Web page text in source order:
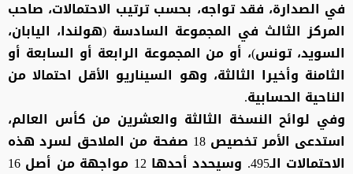
في الصدارة، فقد تواجه، بحسب ترتيب الاحتمالات، صاحب
المركز الثالث في المجموعة السادسة (هولندا، اليابان،
السويد، تونس)، أو من المجموعة الرابعة أو السابعة أو
الثامنة وأخيرا الثالثة، وهو السيناريو الأقل احتمالا من
الناحية الحسابية.
وفي لوائح النسخة الثالثة والعشرين من كأس العالم،
استدعى الأمر تخصيص 18 صفحة من الملاحق لسرد هذه
الاحتمالات الـ495. وسيحدد أحدها 12 مواجهة من أصل 16